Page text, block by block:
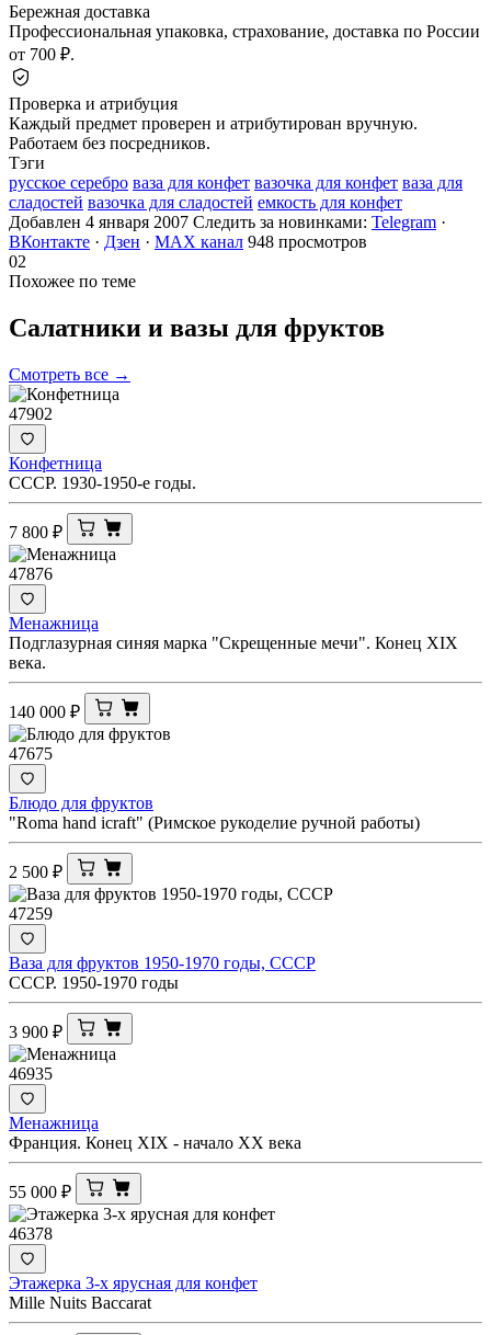
Бережная доставка
Профессиональная упаковка, страхование, доставка по России
от 700 ₽.
Проверка и атрибуция
Каждый предмет проверен и атрибутирован вручную.
Работаем без посредников.
Тэги
русское серебро ваза для конфет вазочка для конфет ваза для
сладостей вазочка для сладостей емкость для конфет
Добавлен 4 января 2007 Следить за новинками: Telegram ·
ВКонтакте · Дзен · MAX канал 948 просмотров
02
Похожее по теме
Салатники и вазы для фруктов
Смотреть все →
47902
Конфетница
СССР. 1930-1950-е годы.
7 800 ₽
47876
Менажница
Подглазурная синяя марка "Скрещенные мечи". Конец XIX
века.
140 000 ₽
47675
Блюдо для фруктов
"Roma hand icraft" (Римское рукоделие ручной работы)
2 500 ₽
47259
Ваза для фруктов 1950-1970 годы, СССР
СССР. 1950-1970 годы
3 900 ₽
46935
Менажница
Франция. Конец ХIХ - начало ХХ века
55 000 ₽
46378
Этажерка 3-х ярусная для конфет
Mille Nuits Bacсаrat